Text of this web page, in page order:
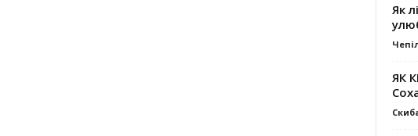
Як
ЯК